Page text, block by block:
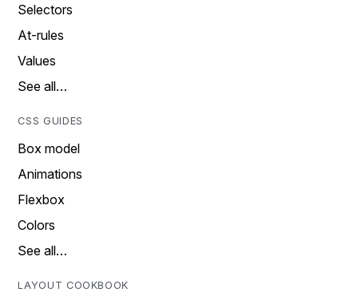
Selectors
At-rules
Values
See all…
CSS GUIDES
Box model
Animations
Flexbox
Colors
See all…
LAYOUT COOKBOOK